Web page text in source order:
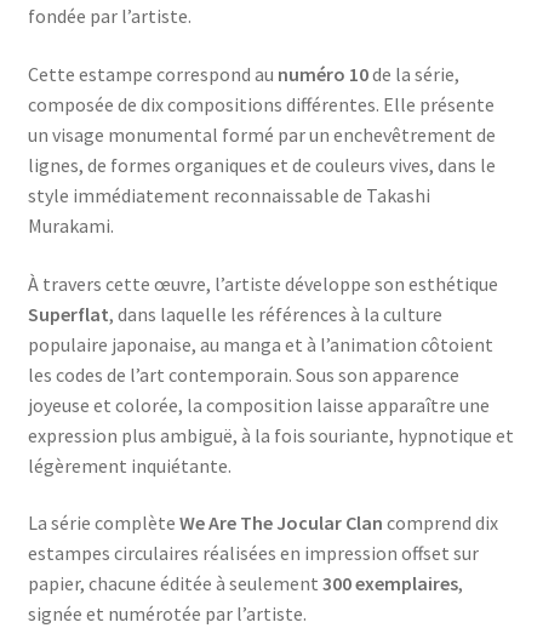
fondée par l’artiste.
Cette estampe correspond au numéro 10de la série,
composée de dix compositions différentes. Elle présente
un visage monumental formé par un enchevêtrement de
lignes, de formes organiques et de couleurs vives, dans le
style immédiatement reconnaissable de Takashi
Murakami.
À travers cette œuvre, l’artiste développe son esthétique
Superflat, dans laquelle les références à la culture
populaire japonaise, au manga et à l’animation côtoient
les codes de l’art contemporain. Sous son apparence
joyeuse et colorée, la composition laisse apparaître une
expression plus ambiguë, à la fois souriante, hypnotique et
légèrement inquiétante.
La série complète We Are The Jocular Clan comprend dix
estampes circulaires réalisées en impression offset sur
papier, chacune éditée à seulement 300 exemplaires,
signée et numérotée par l’artiste.